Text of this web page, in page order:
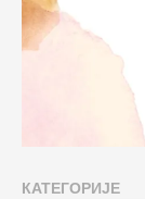
КАТЕГОРИЈЕ